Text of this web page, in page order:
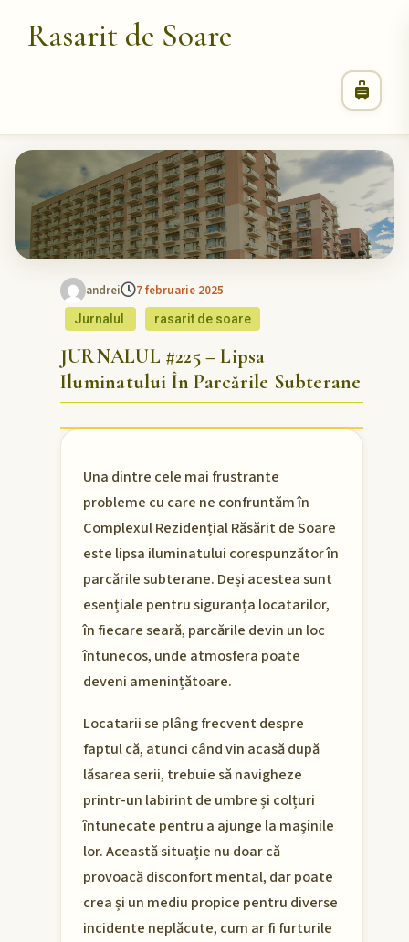
Rasarit de Soare
andrei 7 februarie 2025
Jurnalul rasarit de soare
JURNALUL #225 – Lipsa
Iluminatului În Parcările Subterane
Una dintre cele mai frustrante
probleme cu care ne confruntăm în
Complexul Rezidențial Răsărit de Soare
este lipsa iluminatului corespunzător în
parcările subterane. Deși acestea sunt
esențiale pentru siguranța locatarilor,
în fiecare seară, parcările devin un loc
întunecos, unde atmosfera poate
deveni amenințătoare.
Locatarii se plâng frecvent despre
faptul că, atunci când vin acasă după
lăsarea serii, trebuie să navigheze
printr-un labirint de umbre și colțuri
întunecate pentru a ajunge la mașinile
lor. Această situație nu doar că
provoacă disconfort mental, dar poate
crea și un mediu propice pentru diverse
incidente neplăcute, cum ar fi furturile